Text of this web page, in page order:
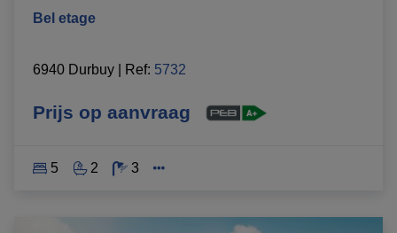
Bel etage
6940 Durbuy Ref: 5732
Prijs op aanvraag
5 2 3